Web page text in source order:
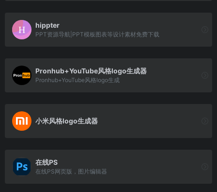
hippter
PPT资源导航|PPT模板图表等设计素材免费下载
Pronhub+YouTube风格logo生成器
Pronhub+YouTube风格logo生成
小米风格logo生成器
在线PS
在线PS网页版，图片编辑器